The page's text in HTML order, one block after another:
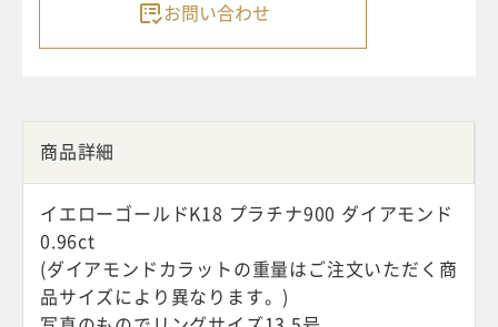
お問い合わせ
商品詳細
イエローゴールドK18 プラチナ900 ダイアモンド
0.96ct
(ダイアモンドカラットの重量はご注文いただく商
品サイズにより異なります。)